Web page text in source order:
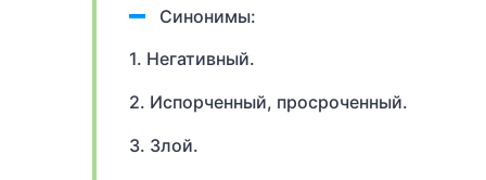
Синонимы:
1. Негативный.
2. Испорченный, просроченный.
3. Злой.